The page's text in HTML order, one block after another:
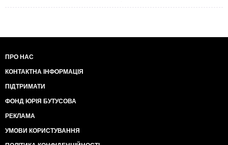
ПРО НАС
КОНТАКТНА ІНФОРМАЦІЯ
ПІДТРИМАТИ
ФОНД ЮРІЯ БУТУСОВА
РЕКЛАМА
УМОВИ КОРИСТУВАННЯ